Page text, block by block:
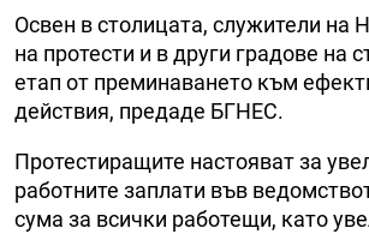
Освен в столицата, служители на
на протести и в други градове на
етап от преминаването към
действия, предаде БГНЕС.
Протестиращите настояват за
работните заплати във
сума за всички работещи, като